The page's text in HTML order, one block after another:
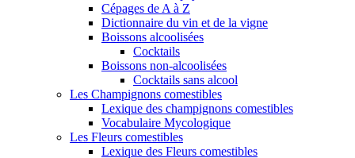
Cépages de A à Z
Dictionnaire du vin et de la vigne
Boissons alcoolisées
Cocktails
Boissons non-alcoolisées
Cocktails sans alcool
Les Champignons comestibles
Lexique des champignons comestibles
Vocabulaire Mycologique
Les Fleurs comestibles
Lexique des Fleurs comestibles